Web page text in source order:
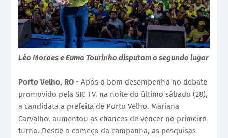
Léo Moraes e Euma Tourinho disputam o segundo lugar
Porto Velho, RO - Após o bom desempenho no debate
promovido pela SIC TV, na noite do último sábado (28),
a candidata a prefeita de Porto Velho, Mariana
Carvalho, aumentou as chances de vencer no primeiro
turno. Desde o começo da campanha, as pesquisas